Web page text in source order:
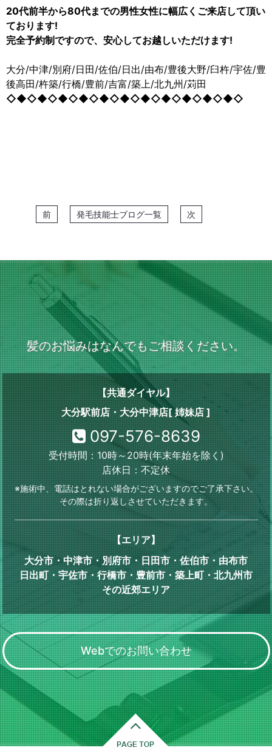
20代前半から80代までの男性女性に幅広くご来店して頂い
ております!
完全予約制ですので、安心してお越しいただけます!
大分/中津/別府/日田/佐伯/日出/由布/豊後大野/臼杵/宇佐/豊
後高田/杵築/行橋/豊前/吉富/築上/北九州/苅田
◇◆◇◆◇◆◇◆◇◆◇◆◇◆◇◆◇◆◇◆◇◆◇
前 発毛技能士ブログ一覧 次
髪のお悩みはなんでもご相談ください。
【共通ダイヤル】
大分駅前店・大分中津店[ 姉妹店 ]
097-576-8639
受付時間：10時～20時(年末年始を除く)
店休日：不定休
※施術中、電話はとれない場合がございますのでご了承下さい。
その際は折り返しさせていただきます。
【エリア】
大分市・中津市・別府市・日田市・佐伯市・由布市
日出町・宇佐市・行橋市・豊前市・築上町・北九州市
その近郊エリア
Webでのお問い合わせ